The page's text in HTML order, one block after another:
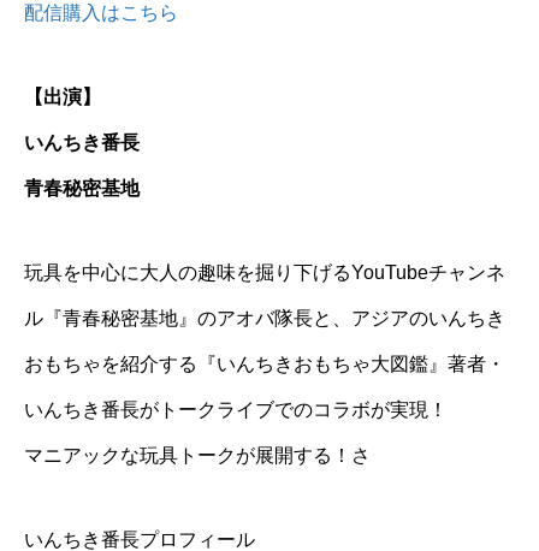
配信購入はこちら
【出演】
いんちき番長
青春秘密基地
玩具を中心に大人の趣味を掘り下げるYouTubeチャンネ
ル『青春秘密基地』のアオバ隊長と、アジアのいんちき
おもちゃを紹介する『いんちきおもちゃ大図鑑』著者・
いんちき番長がトークライブでのコラボが実現！
マニアックな玩具トークが展開する！さ
いんちき番長プロフィール